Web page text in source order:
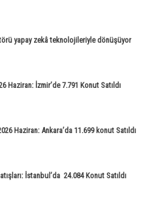
yapay zekâ teknolojileriyle dönüşüyor
Haziran: İzmir’de 7.791 Konut Satıldı
Haziran: Ankara’da 11.699 konut Satıldı
İstanbul’da 24.084 Konut Satıldı